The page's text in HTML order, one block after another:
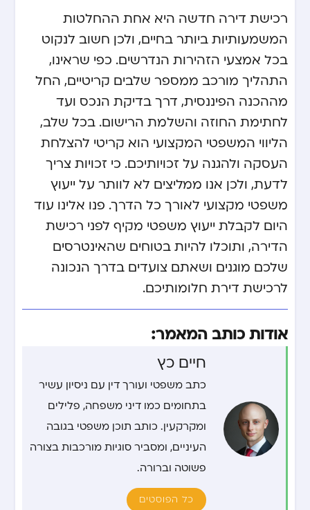
רכישת דירה חדשה היא אחת ההחלטות
המשמעותיות ביותר בחיים, ולכן חשוב לנקוט
בכל אמצעי הזהירות הנדרשים. כפי שראינו,
התהליך מורכב ממספר שלבים קריטיים, החל
מההכנה הפיננסית, דרך בדיקת הנכס ועד
לחתימת החוזה והשלמת הרישום. בכל שלב,
הליווי המשפטי המקצועי הוא קריטי להצלחת
העסקה ולהגנה על זכויותיכם. כי זכויות צריך
לדעת, ולכן אנו ממליצים לא לוותר על ייעוץ
משפטי מקצועי לאורך כל הדרך. פנו אלינו עוד
היום לקבלת ייעוץ משפטי מקיף לפני רכישת
הדירה, ותוכלו להיות בטוחים שהאינטרסים
שלכם מוגנים ושאתם צועדים בדרך הנכונה
לרכישת דירת חלומותיכם.
אודות כותב המאמר:
חיים כץ
כתב משפטי ועורך דין עם ניסיון עשיר
בתחומים כמו דיני משפחה, פלילים
ומקרקעין. כותב תוכן משפטי בגובה
העיניים, ומסביר סוגיות מורכבות בצורה
פשוטה וברורה.
כל הפוסטים